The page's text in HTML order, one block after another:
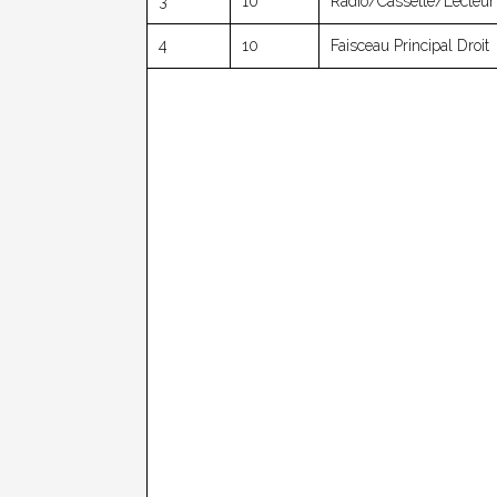
4 10 Faisceau Principal Droit